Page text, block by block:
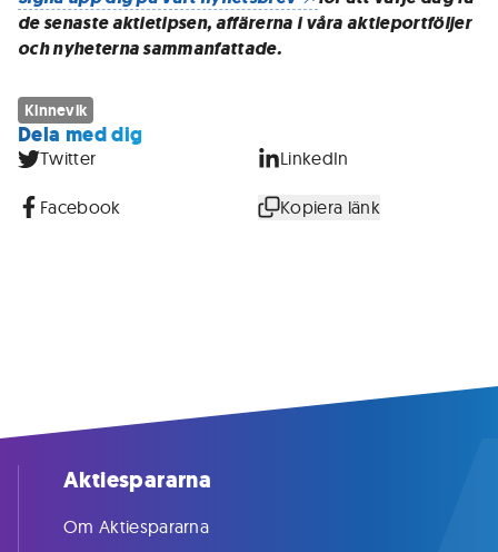
de senaste aktietipsen, affärerna i våra aktieportföljer
och nyheterna sammanfattade.
Kinnevik
Dela med dig
Twitter LinkedIn
Facebook Kopiera länk
Aktiespararna
Om Aktiespararna